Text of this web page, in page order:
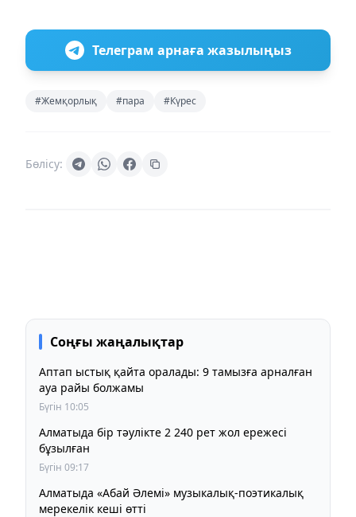
Телеграм арнаға жазылыңыз
#Жемқорлық #пара #Күрес
Бөлісу:
Соңғы жаңалықтар
Аптап ыстық қайта оралады: 9 тамызға арналған
ауа райы болжамы
Бүгін 10:05
Алматыда бір тәулікте 2 240 рет жол ережесі
бұзылған
Бүгін 09:17
Алматыда «Абай Әлемі» музыкалық-поэтикалық
мерекелік кеші өтті